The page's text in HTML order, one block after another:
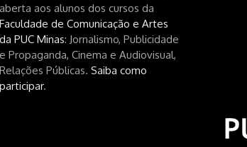
aberta aos alunos dos cursos da
Faculdade de Comunicação e Artes
da PUC Minas: Jornalismo, Publicidade
e Propaganda, Cinema e Audiovisual,
Relações Públicas. Saiba como
participar.